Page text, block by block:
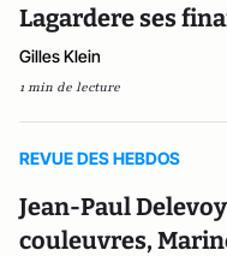
Lagardere ses
Gilles Klein
1 min de lecture
REVUE DES HEBDOS
Jean-Paul
couleuvres,